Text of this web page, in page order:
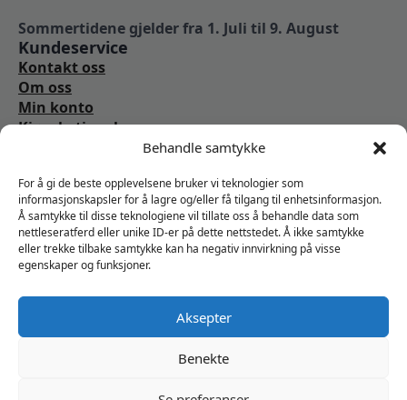
Behandle samtykke
For å gi de beste opplevelsene bruker vi teknologier som
informasjonskapsler for å lagre og/eller få tilgang til enhetsinformasjon.
Å samtykke til disse teknologiene vil tillate oss å behandle data som
nettleseratferd eller unike ID-er på dette nettstedet. Å ikke samtykke
eller trekke tilbake samtykke kan ha negativ innvirkning på visse
egenskaper og funksjoner.
Aksepter
Benekte
Sommertidene gjelder fra 1. Juli til 9. August
Kundeservice
Kontakt oss
Om oss
Min konto
Kjøpsbetingelser